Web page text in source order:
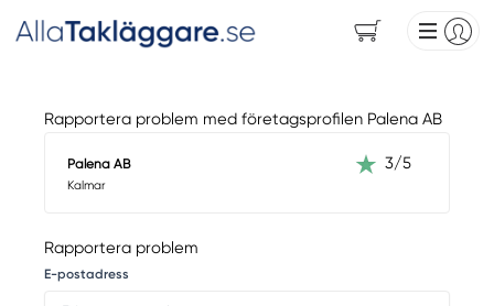
Rapportera problem med företagsprofilen Palena AB
Palena AB
Kalmar
3/5
Rapportera problem
E-postadress